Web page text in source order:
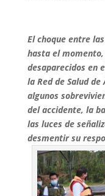
El choque entre
hasta el
desaparecidos en
la Red de Salud
algunos
del accidente, la
las luces de
desmentir su